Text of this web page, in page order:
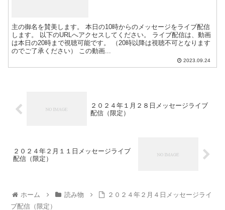
主の御名を賛美します。 本日の10時からのメッセージをライブ配信
します。 以下のURLへアクセスしてください。 ライブ配信は、動画
は本日の20時まで視聴可能です。 （20時以降は視聴不可となります
のでご了承ください） この動画...
2023.09.24
２０２４年１月２８日メッセージライブ
配信（限定）
２０２４年２月１１日メッセージライブ
配信（限定）
ホーム 読み物
２０２４年２月４日メッセージライ
ブ配信（限定）